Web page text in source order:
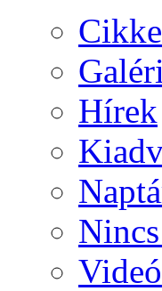
Hírek
Videó